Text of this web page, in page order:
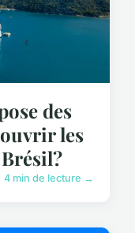
des
les
Brésil?
4 min de lecture →